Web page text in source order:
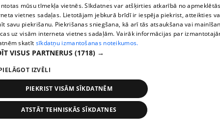
mūsu tīmekļa vietnēs. Sīkdatnes var atšķirties atkarībā no
vietnes sadaļas. Lietotājam jebkurā brīdī ir iespēja piekrist, atteikties
savu piekrišanu. Piekrišanas sniegšana, kā arī tās atsaukšana vai
uz visām interneta vietnes sadaļām. Vairāk informācijas par
skatīt sīkdatņu izmantošanas noteikumos.
VISUS PARTNERUS (1718) →
IZVĒLI
PIEKRIST VISĀM SĪKDATNĒM
ATSTĀT TEHNISKĀS SĪKDATNES